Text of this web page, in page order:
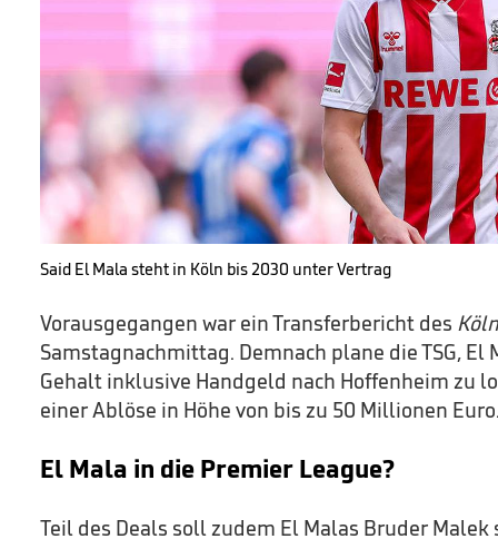
Said El Mala steht in Köln bis 2030 unter Vertrag
Vorausgegangen war ein Transferbericht des
Samstagnachmittag. Demnach plane die TSG,
Gehalt inklusive Handgeld nach Hoffenheim zu
einer Ablöse in Höhe von bis zu 50 Millionen Euro.
El Mala in die Premier League?
Teil des Deals soll zudem El Malas Bruder Malek